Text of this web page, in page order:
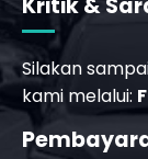
Kritik &
Silakan
kami melalui: